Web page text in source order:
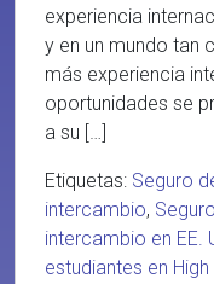
experiencia
y en un mundo tan
más experiencia
oportunidades se
a su […]
Etiquetas: Seguro
intercambio,
intercambio en EE.
estudiantes en